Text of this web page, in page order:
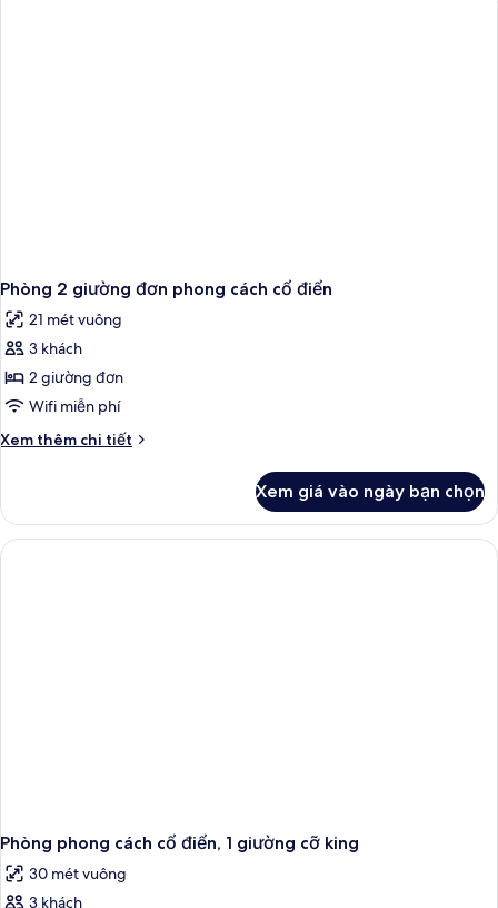
Phòng 2 giường đơn phong cách cổ điển
21 mét vuông
3 khách
2 giường đơn
Wifi miễn phí
Xem thêm chi tiết
Chi
Phòng
giường
Xem giá vào ngày bạn chọn
Phòng phong cách cổ điển, 1 giường cỡ king
30 mét vuông
3 khách